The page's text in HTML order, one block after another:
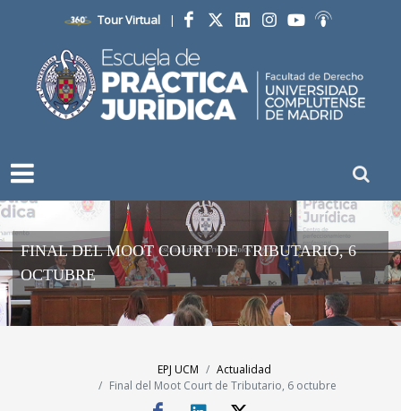
Tour Virtual |
Facebook
FINAL DEL MOOT COURT DE TRIBUTARIO, 6
OCTUBRE
EPJ UCM
Actualidad
Final del Moot Court de Tributario, 6 octubre